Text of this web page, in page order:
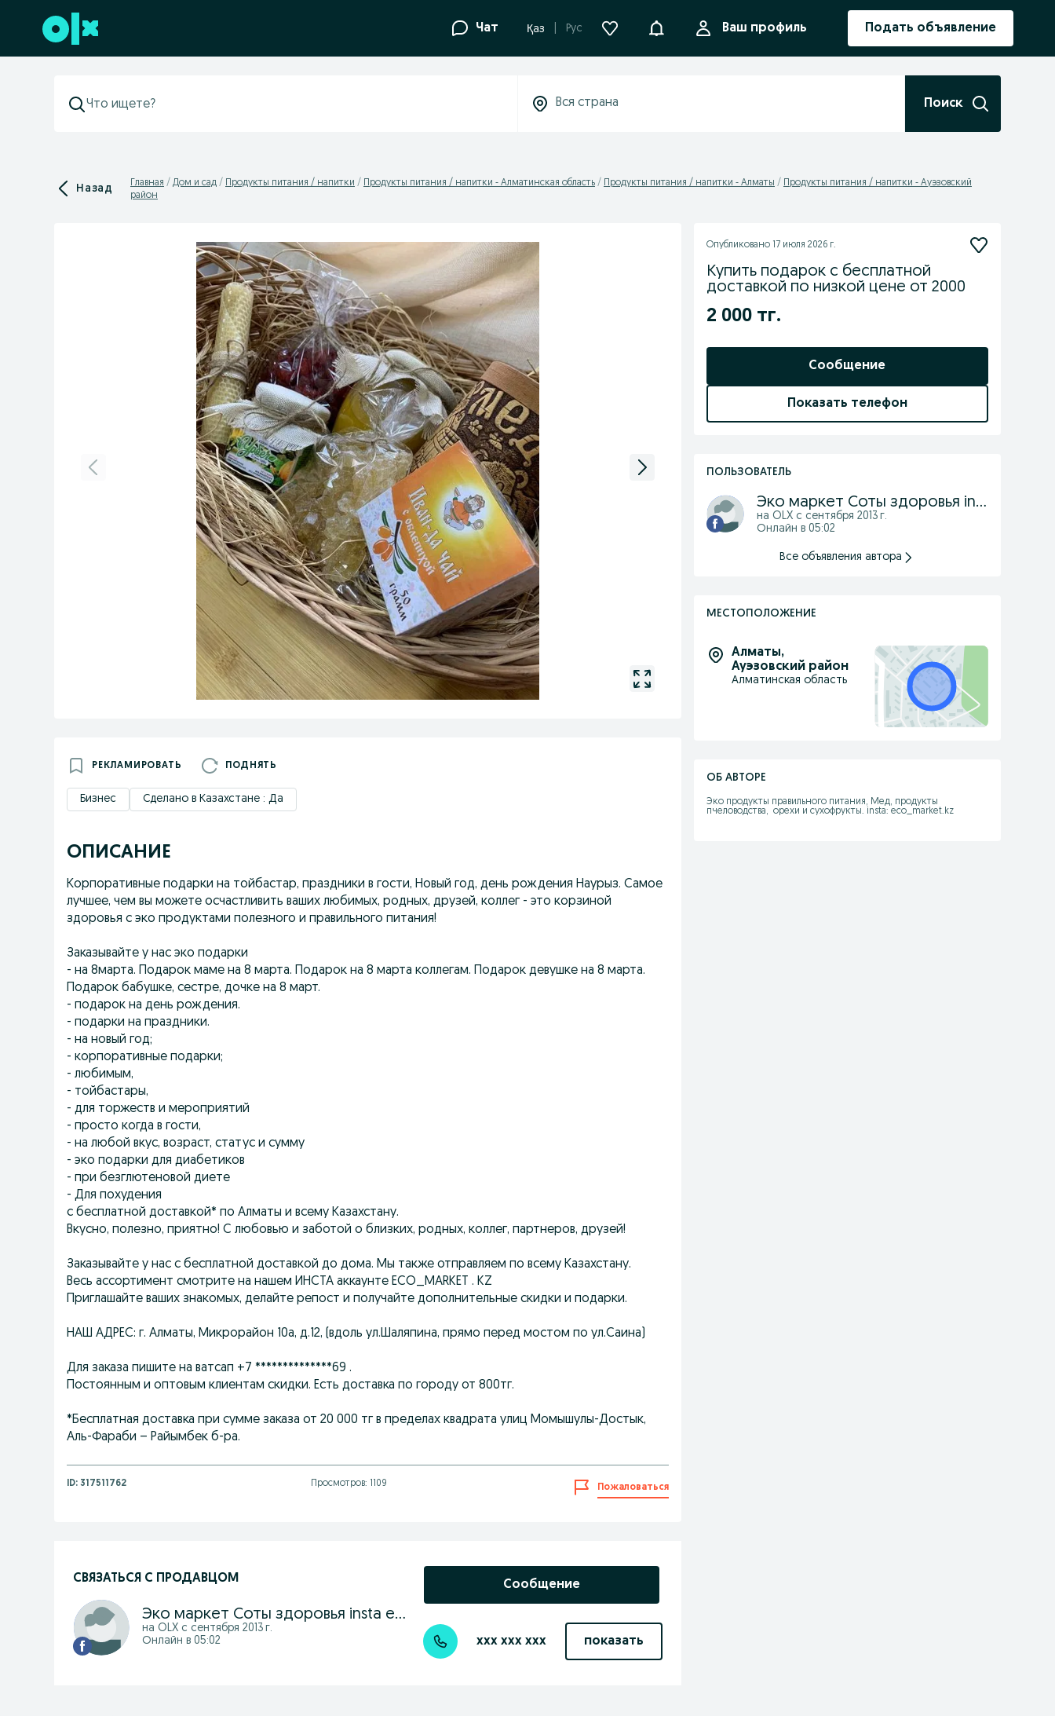
Перейти к нижнему колонтитулу Чат Қаз Рус УведомленияВаш профиль Подать объявление
Поиск
Назад Главная Дом и сад Продукты питания / напитки Продукты питания / напитки - Алматинская область Продукты питания / напитки - Алматы
Продукты питания / напитки - Ауэзовский
район
РЕКЛАМИРОВАТЬ ПОДНЯТЬ
Бизнес Сделано в Казахстане : Да
ОПИСАНИЕ
Корпоративные подарки на тойбастар, праздники в гости, Новый год, день рождения Наурыз. Самое
лучшее, чем вы можете осчастливить ваших любимых, родных, друзей, коллег - это корзиной
здоровья с эко продуктами полезного и правильного питания!
Заказывайте у нас эко подарки
- на 8марта. Подарок маме на 8 марта. Подарок на 8 марта коллегам. Подарок девушке на 8 марта.
Подарок бабушке, сестре, дочке на 8 март.
- подарок на день рождения.
- подарки на праздники.
- на новый год;
- корпоративные подарки;
- любимым,
- тойбастары,
- для торжеств и мероприятий
- просто когда в гости,
- на любой вкус, возраст, статус и сумму
- эко подарки для диабетиков
- при безглютеновой диете
- Для похудения
с бесплатной доставкой* по Алматы и всему Казахстану.
Вкусно, полезно, приятно! С любовью и заботой о близких, родных, коллег, партнеров, друзей!
Заказывайте у нас с бесплатной доставкой до дома. Мы также отправляем по всему Казахстану.
Весь ассортимент смотрите на нашем ИНСТА аккаунте ECO_MARKET . KZ
Приглашайте ваших знакомых, делайте репост и получайте дополнительные скидки и подарки.
НАШ АДРЕС: г. Алматы, Микрорайон 10а, д.12, (вдоль ул.Шаляпина, прямо перед мостом по ул.Саина)
Для заказа пишите на ватсап +7 **************69 .
Постоянным и оптовым клиентам скидки. Есть доставка по городу от 800тг.
*Бесплатная доставка при сумме заказа от 20 000 тг в пределах квадрата улиц Момышулы-Достык,
Аль-Фараби – Райымбек б-ра.
ID: 317511762 Просмотров: 1109 Пожаловаться
СВЯЗАТЬСЯ С ПРОДАВЦОМ
Эко маркет Соты здоровья insta eco_market.kz
на OLX с сентября 2013 г.
Онлайн в 05:02
Сообщение
xxx xxx xxx показать
Опубликовано 17 июля 2026 г.
Купить подарок с бесплатной
доставкой по низкой цене от 2000
2 000 тг.
Сообщение
Показать телефон
ПОЛЬЗОВАТЕЛЬ
Эко маркет Соты здоровья insta eco_market.kz
на OLX с сентября 2013 г.
Онлайн в 05:02
Все объявления автора
МЕСТОПОЛОЖЕНИЕ
Алматы,
Ауэзовский район
Алматинская область
ОБ АВТОРЕ
Эко продукты правильного питания, Мед, продукты
пчеловодства,  орехи и сухофрукты. insta: eco_market.kz